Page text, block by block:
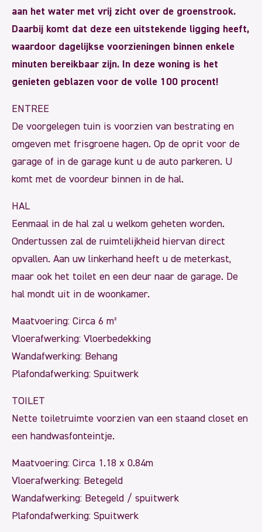
aan het water met vrij zicht over de groenstrook.
Daarbij komt dat deze een uitstekende ligging heeft,
waardoor dagelijkse voorzieningen binnen enkele
minuten bereikbaar zijn. In deze woning is het
genieten geblazen voor de volle 100 procent!
ENTREE
De voorgelegen tuin is voorzien van bestrating en
omgeven met frisgroene hagen. Op de oprit voor de
garage of in de garage kunt u de auto parkeren. U
komt met de voordeur binnen in de hal.
HAL
Eenmaal in de hal zal u welkom geheten worden.
Ondertussen zal de ruimtelijkheid hiervan direct
opvallen. Aan uw linkerhand heeft u de meterkast,
maar ook het toilet en een deur naar de garage. De
hal mondt uit in de woonkamer.
Maatvoering: Circa 6 m²
Vloerafwerking: Vloerbedekking
Wandafwerking: Behang
Plafondafwerking: Spuitwerk
TOILET
Nette toiletruimte voorzien van een staand closet en
een handwasfonteintje.
Maatvoering: Circa 1.18 x 0.84m
Vloerafwerking: Betegeld
Wandafwerking: Betegeld / spuitwerk
Plafondafwerking: Spuitwerk